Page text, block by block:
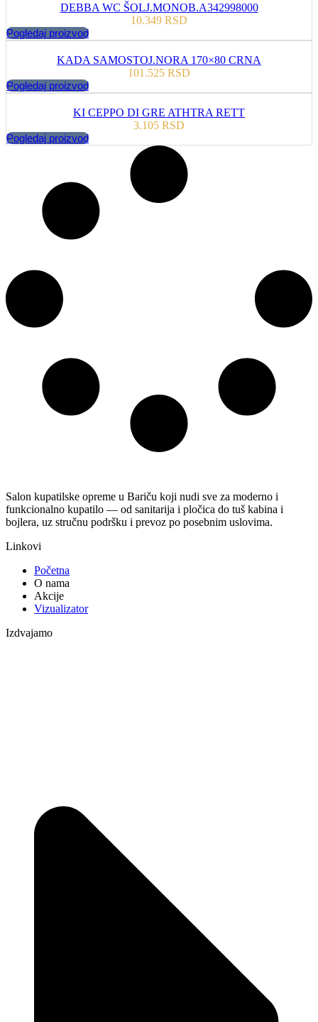
DEBBA WC ŠOLJ.MONOB.A342998000
10.349 RSD
Pogledaj proizvod
KADA SAMOSTOJ.NORA 170×80 CRNA
101.525 RSD
Pogledaj proizvod
KI CEPPO DI GRE ATHTRA RETT
3.105 RSD
Pogledaj proizvod
Salon kupatilske opreme u Bariču koji nudi sve za moderno i
funkcionalno kupatilo — od sanitarija i pločica do tuš kabina i
bojlera, uz stručnu podršku i prevoz po posebnim uslovima.
Linkovi
Početna
O nama
Akcije
Vizualizator
Izdvajamo